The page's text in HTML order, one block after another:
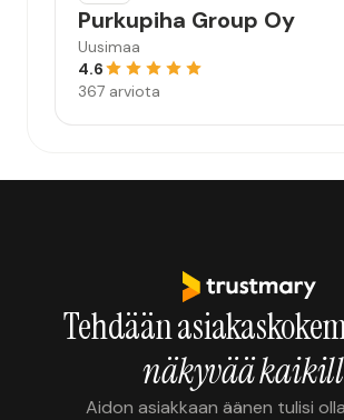
Purkupiha Group Oy
Uusimaa
4.6
367 arviota
Tehdään
näkyvää
Aidon asiakkaan äänen tulisi